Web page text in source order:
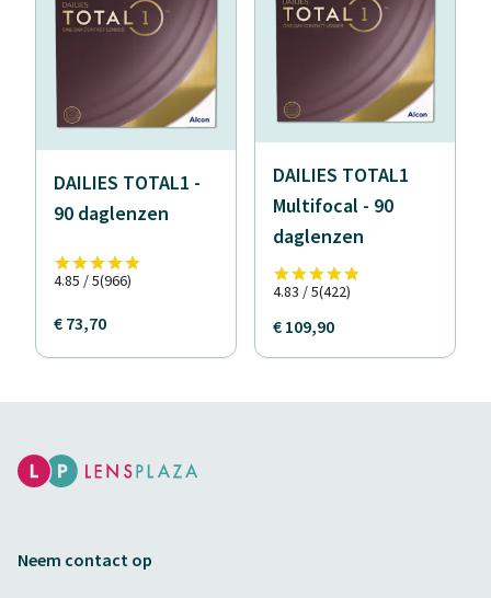
DAILIES TOTAL1 -
90 daglenzen
4.85 / 5(966)
€ 73,70
DAILIES TOTAL1
Multifocal - 90
daglenzen
4.83 / 5(422)
€ 109,90
Neem contact op